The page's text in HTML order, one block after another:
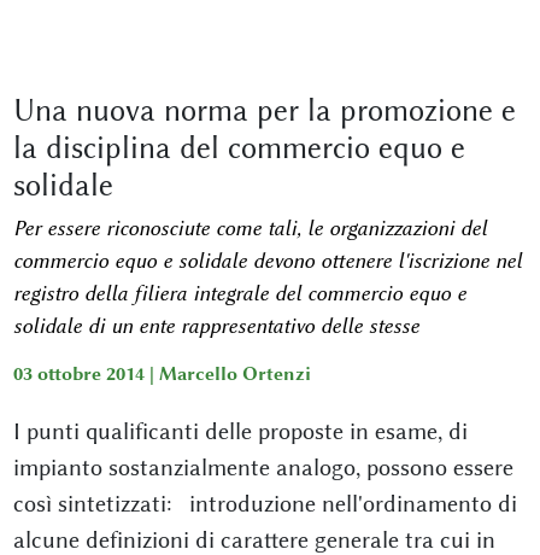
Una nuova norma per la promozione e
la disciplina del commercio equo e
solidale
Per essere riconosciute come tali, le organizzazioni del
commercio equo e solidale devono ottenere l'iscrizione nel
registro della filiera integrale del commercio equo e
solidale di un ente rappresentativo delle stesse
03 ottobre 2014 | Marcello Ortenzi
I punti qualificanti delle proposte in esame, di
impianto sostanzialmente analogo, possono essere
così sintetizzati: introduzione nell'ordinamento di
alcune definizioni di carattere generale tra cui in